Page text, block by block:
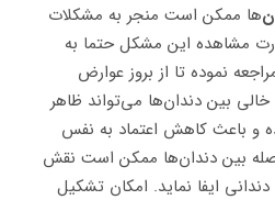
‌ها ممکن است منجر به مشکلات
مشاهده این مشکل حتما به
نموده تا از بروز عوارض
بین دندان‌ها می‌تواند ظاهر
و باعث کاهش اعتماد به نفس
بین دندان‌ها ممکن است نقش
ایفا نماید. امکان تشکیل